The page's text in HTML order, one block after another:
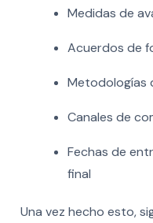
Medidas de
Acuerdos de
Metodologías
Canales de
Fechas de
final
Una vez hecho esto,